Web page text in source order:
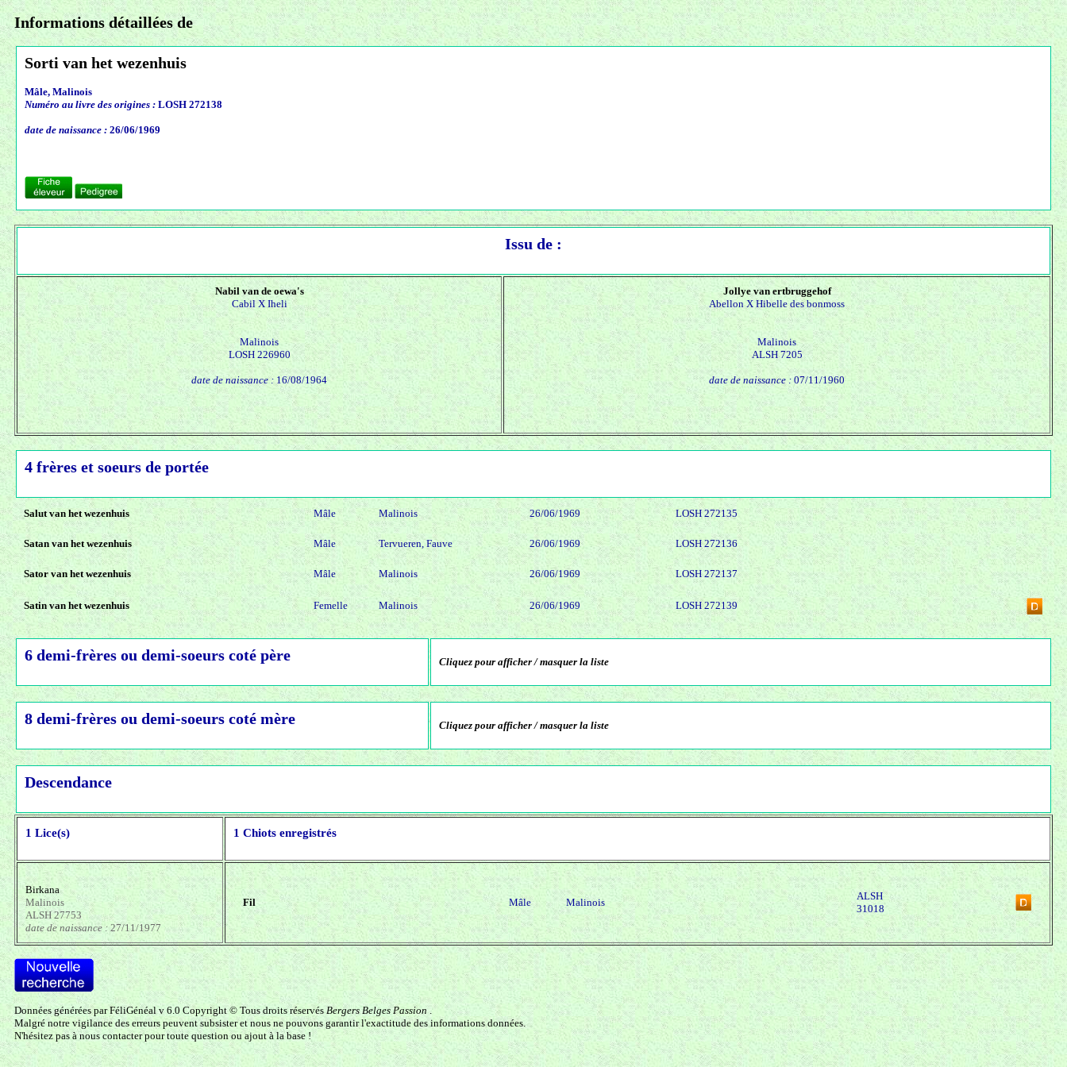
Informations détaillées de
Sorti van het wezenhuis
Mâle, Malinois
Numéro au livre des origines : LOSH 272138
date de naissance : 26/06/1969
Issu de :
Nabil van de oewa's
Cabil XIheli
Malinois
LOSH 226960
date de naissance :16/08/1964
Jollye van ertbruggehof
Abellon X Hibelle des bonmoss
Malinois
ALSH 7205
date de naissance : 07/11/1960
4 frères et soeurs de portée
Salut van het wezenhuis Mâle Malinois 26/06/1969 LOSH 272135
Satan van het wezenhuis Mâle Tervueren, Fauve 26/06/1969 LOSH 272136
Sator van het wezenhuis Mâle Malinois 26/06/1969 LOSH 272137
Satin van het wezenhuis Femelle Malinois 26/06/1969 LOSH 272139
6 demi-frères ou demi-soeurs coté père Cliquez pour afficher / masquer la liste
8 demi-frères ou demi-soeurs coté mère Cliquez pour afficher / masquer la liste
Descendance
1 Lice(s) 1 Chiots enregistrés
Birkana
Malinois
ALSH 27753
date de naissance :27/11/1977
Fil Mâle Malinois
ALSH
31018
Données générées par FéliGénéal v 6.0 Copyright © Tous droits réservésBergers Belges Passion.
Malgré notre vigilance des erreurs peuvent subsister et nous ne pouvons garantir l'exactitude des informations données.
N'hésitez pas ànous contacterpour toute question ou ajout à la base !